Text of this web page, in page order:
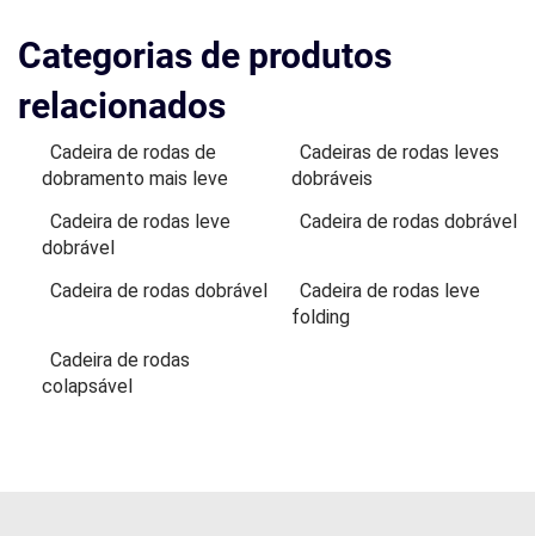
Categorias de produtos
relacionados
Cadeira de rodas de
dobramento mais leve
Cadeiras de rodas leves
dobráveis
Cadeira de rodas leve
dobrável
Cadeira de rodas dobrável
Cadeira de rodas dobrável
Cadeira de rodas leve
folding
Cadeira de rodas
colapsável